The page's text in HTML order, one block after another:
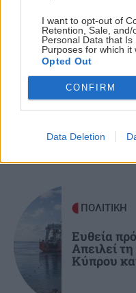
I want to opt-out of
Retention, Sale,
Personal Data that
Purposes for which it
Opted Out
CONFIRM
Data Deletion
Με λαμπρότητα
τίμησε τον
ΕΛΛΑΔΑ
Νέα σχολική αργία
BUSINESS
Η
φορά
Ιούλιο 2026
ΠΟΛΙΤΙΚΗ
Ευθεία
Απειλεί
Κύπρου